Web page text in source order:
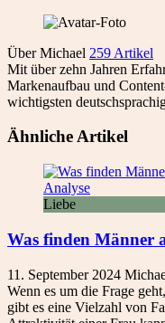
Über Michael 259 Artikel
Mit über zehn Jahren
Markenaufbau und
wichtigsten
Ähnliche Artikel
Liebe
Was finden Männer
11. September 2024
Wenn es um die Frage
gibt es eine Vielzahl von